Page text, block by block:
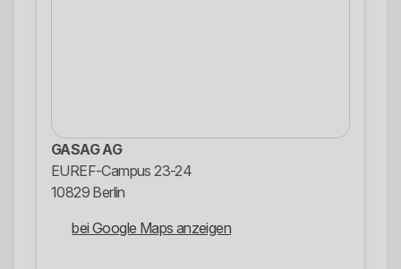
GASAG AG
EUREF-Campus 23-24
10829 Berlin
bei Google Maps anzeigen